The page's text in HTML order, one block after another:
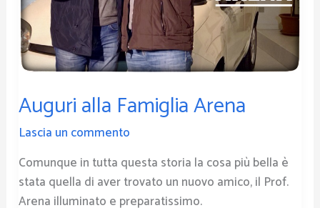
Auguri alla Famiglia Arena
Lascia un commento
Comunque in tutta questa storia la cosa più bella è
stata quella di aver trovato un nuovo amico, il Prof.
Arena illuminato e preparatissimo.